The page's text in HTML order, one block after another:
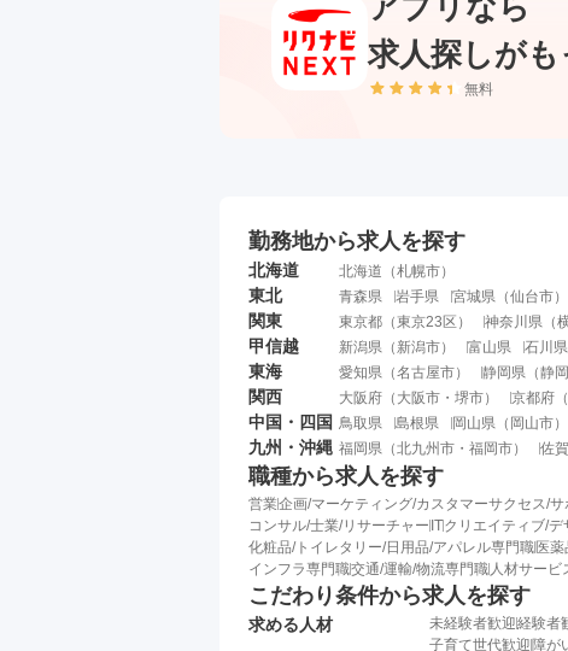
アプリなら
求人探しがも
無料
勤務地から求人を探す
北海道 北海道 （札幌市）
東北 青森県 岩手県 宮城県 （仙台市）
関東 東京都 （東京23区 ） 神奈川県 （
甲信越 新潟県 （ 新潟市） 富山県 石川県
東海 愛知県 （名古屋市） 静岡県 （静
関西 大阪府 （ 大阪市 ・ 堺市） 京都府 （
中国・四国 鳥取県 島根県 岡山県 （ 岡山市）
九州・沖縄 福岡県 （北九州市 ・ 福岡市） 佐
職種から求人を探す
営業企画/マーケティング/カスタマーサクセス/サ
コンサル/士業/リサーチャー ITクリエイティブ/デ
化粧品/トイレタリー/日用品/アパレル専門職 医
インフラ専門職交通/運輸/物流専門職 人材サービ
こだわり条件から求人を探す
求める人材 未経験者歓迎経験者
子育て世代歓迎 障が